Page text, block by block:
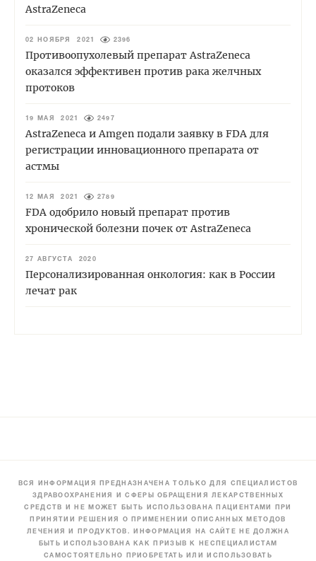
AstraZeneca
02 НОЯБРЯ 2021 2396
Противоопухолевый препарат AstraZeneca
оказался эффективен против рака желчных
протоков
19 МАЯ 2021 2497
AstraZeneca и Amgen подали заявку в FDA для
регистрации инновационного препарата от
астмы
12 МАЯ 2021 2789
FDA одобрило новый препарат против
хронической болезни почек от AstraZeneca
27 АВГУСТА 2020
Персонализированная онкология: как в России
лечат рак
ВСЯ ИНФОРМАЦИЯ ПРЕДНАЗНАЧЕНА ТОЛЬКО ДЛЯ СПЕЦИАЛИСТОВ
ЗДРАВООХРАНЕНИЯ И СФЕРЫ ОБРАЩЕНИЯ ЛЕКАРСТВЕННЫХ
СРЕДСТВ И НЕ МОЖЕТ БЫТЬ ИСПОЛЬЗОВАНА ПАЦИЕНТАМИ ПРИ
ПРИНЯТИИ РЕШЕНИЯ О ПРИМЕНЕНИИ ОПИСАННЫХ МЕТОДОВ
ЛЕЧЕНИЯ И ПРОДУКТОВ. ИНФОРМАЦИЯ НА САЙТЕ НЕ ДОЛЖНА
БЫТЬ ИСПОЛЬЗОВАНА КАК ПРИЗЫВ К НЕСПЕЦИАЛИСТАМ
САМОСТОЯТЕЛЬНО ПРИОБРЕТАТЬ ИЛИ ИСПОЛЬЗОВАТЬ